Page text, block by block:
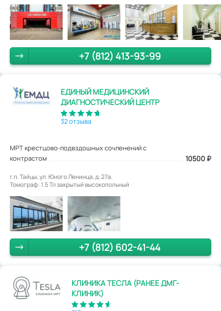
+7 (812) 413-93-99
ЕДИНЫЙ МЕДИЦИНСКИЙ
ДИАГНОСТИЧЕСКИЙ ЦЕНТР
32 отзыва
МРТ крестцово-подвздошных сочленений с
контрастом
10500 ₽
г.п. Тайцы, ул. Юного Ленинца, д. 27а.
Томограф: 1.5 Тл закрытый высокопольный
+7 (812) 602-41-44
КЛИНИКА ТЕСЛА (РАНЕЕ ДМГ-
КЛИНИК)